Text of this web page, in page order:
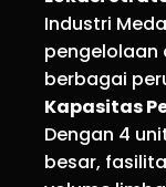
Industri
pengelolaan
berbagai
Kapasitas
Dengan 4
besar,